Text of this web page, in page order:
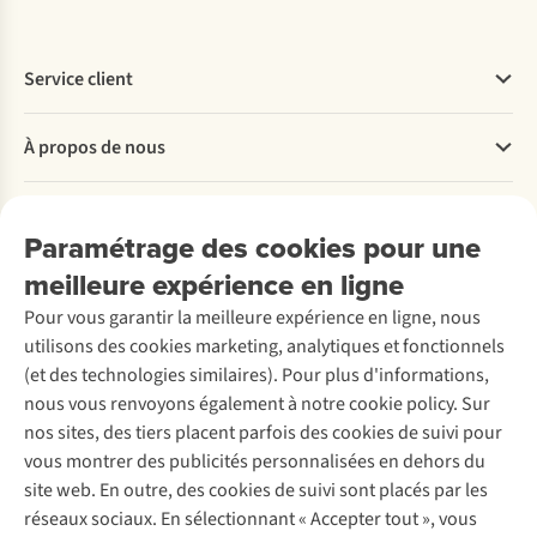
Paramétrage des cookies pour une
meilleure expérience en ligne
Pour vous garantir la meilleure expérience en ligne, nous
utilisons des cookies marketing, analytiques et fonctionnels
(et des technologies similaires). Pour plus d'informations,
nous vous renvoyons également à notre cookie policy. Sur
nos sites, des tiers placent parfois des cookies de suivi pour
vous montrer des publicités personnalisées en dehors du
site web. En outre, des cookies de suivi sont placés par les
réseaux sociaux. En sélectionnant « Accepter tout », vous
Service client
Commander
Payer
Retourner
Rétractation d'une commande
Entretien & réparations
Garantie
Contactez-nous
À propos de nous
Entreprise responsable
À propos d’Ayacucho
Nos magasins
À propos d’A.S.Adventure
Déclaration d'accessibilité
Location / Location sports d’hiver
Seconde-main
Entretien de ski
Service de lavage
Entretien de chaussures
Réparation de chaussures
Réparation de vêtements
Retouches
Pour les entreprises
Découvrez
A.S.Magazine
Explore Camp
Expertise & conseils
Abonnez-vous à la newsletter
Suivez-nous